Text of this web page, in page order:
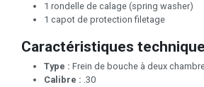
1 rondelle de calage (spring washer)
1 capot de protection filetage
Caractéristiques
Type : Frein de bouche à deux
Calibre : .30